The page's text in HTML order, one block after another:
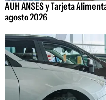
AUH ANSES y Tarjeta
agosto 2026